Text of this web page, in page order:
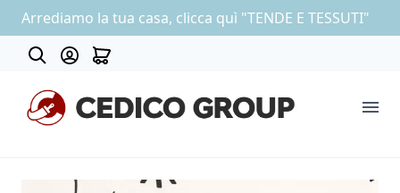
Arrediamo la tua casa, clicca quì "TENDE E TESSUTI"